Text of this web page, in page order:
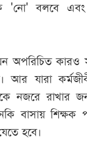
'নো' বলবে
অপরিচিত কারও
আর যারা
নজরে রাখার
বাসায় শিক্ষক
হবে।